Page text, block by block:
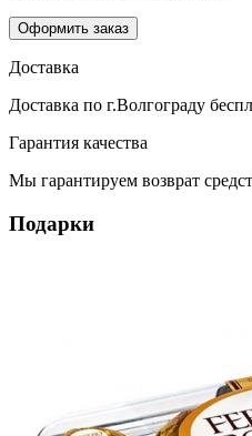
Оформить заказ
Доставка
Доставка по г.Волгограду
Гарантия качества
Мы гарантируем возврат
Подарки